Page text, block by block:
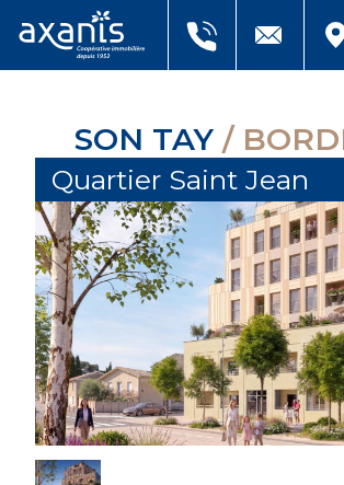
SON TAY /
Quartier Saint Jean